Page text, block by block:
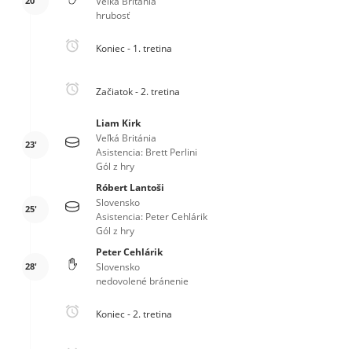
hrubosť
Koniec - 1. tretina
Začiatok - 2. tretina
Liam Kirk
Veľká Británia
Asistencia: Brett Perlini
Gól z hry
23'
25'
Róbert Lantoši
Slovensko
Asistencia: Peter Cehlárik
Gól z hry
28'
Peter Cehlárik
Slovensko
nedovolené bránenie
Koniec - 2. tretina